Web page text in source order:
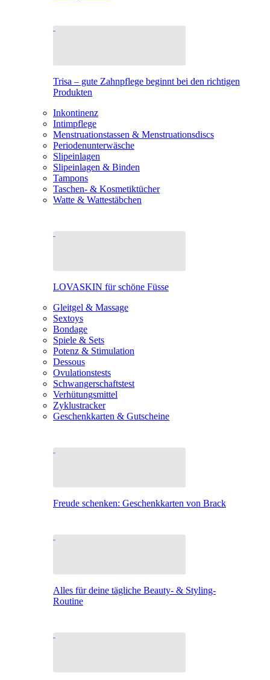
Trisa – gute Zahnpflege beginnt bei den richtigen
Produkten
Inkontinenz
Intimpflege
Menstruationstassen & Menstruationsdiscs
Periodenunterwäsche
Slipeinlagen
Slipeinlagen & Binden
Tampons
Taschen- & Kosmetiktücher
Watte & Wattestäbchen
LOVASKIN für schöne Füsse
Gleitgel & Massage
Sextoys
Bondage
Spiele & Sets
Potenz & Stimulation
Dessous
Ovulationstests
Schwangerschaftstest
Verhütungsmittel
Zyklustracker
Geschenkkarten & Gutscheine
Freude schenken: Geschenkkarten von Brack
Alles für deine tägliche Beauty- & Styling-
Routine